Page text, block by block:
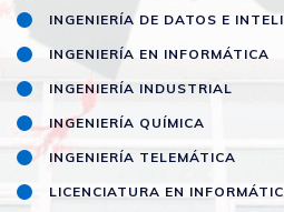
INGENIERÍA DE DATOS E
INGENIERÍA EN INFORMÁTICA
INGENIERÍA INDUSTRIAL
INGENIERÍA QUÍMICA
INGENIERÍA TELEMÁTICA
LICENCIATURA EN